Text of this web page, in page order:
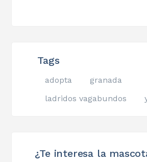
Tags
adopta
granada
ladridos vagabundos
¿Te interesa la